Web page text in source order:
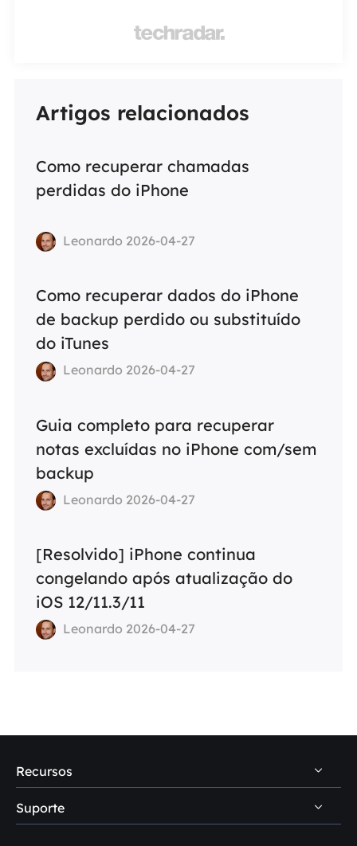

Artigos relacionados
Como recuperar chamadas
perdidas do iPhone
Leonardo 2026-04-27
Como recuperar dados do iPhone
de backup perdido ou substituído
do iTunes
Leonardo 2026-04-27
Guia completo para recuperar
notas excluídas no iPhone com/sem
backup
Leonardo 2026-04-27
[Resolvido] iPhone continua
congelando após atualização do
iOS 12/11.3/11
Leonardo 2026-04-27
Recursos
Dicas de recuperação de dados PC
Suporte